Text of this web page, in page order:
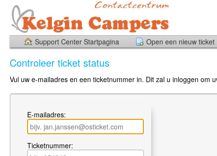
Support Center Startpagina Open een nieuw ticket
Controleer ticket status
Vul uw e-mailadres en een ticketnummer in. Dit zal u inloggen om
E-mailadres:
Ticketnummer: